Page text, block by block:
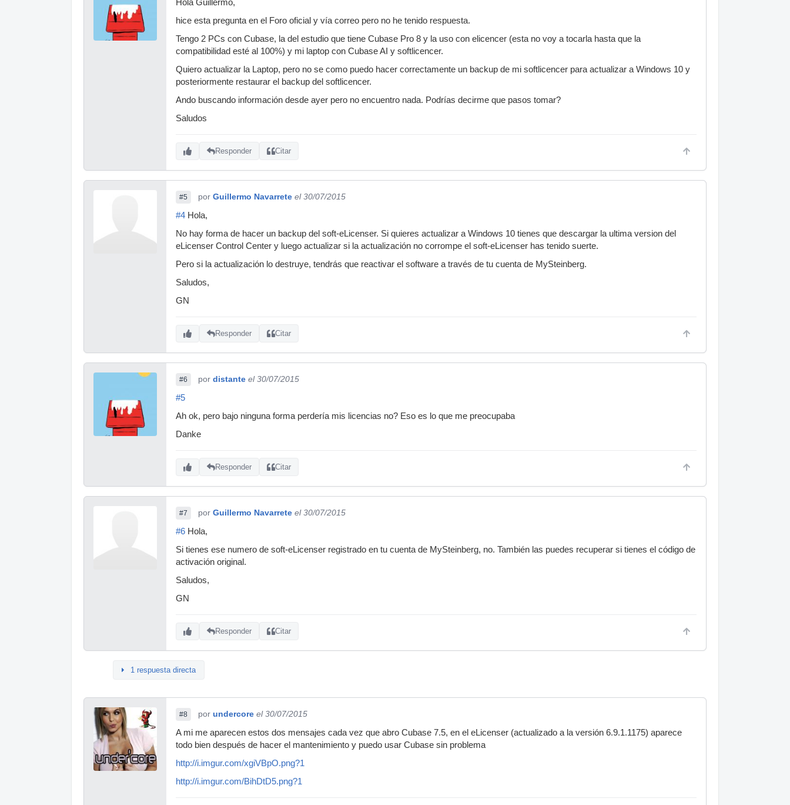
Hola Guillermo,
hice esta pregunta en el Foro oficial y vía correo pero no he tenido respuesta.
Tengo 2 PCs con Cubase, la del estudio que tiene Cubase Pro 8 y la uso con elicencer (esta no voy a tocarla hasta que la
compatibilidad esté al 100%) y mi laptop con Cubase AI y softlicencer.
Quiero actualizar la Laptop, pero no se como puedo hacer correctamente un backup de mi softlicencer para actualizar a Windows 10 y
posteriormente restaurar el backup del softlicencer.
Ando buscando información desde ayer pero no encuentro nada. Podrías decirme que pasos tomar?
Saludos
Responder Citar
#5 por Guillermo Navarrete el 30/07/2015
#4 Hola,
No hay forma de hacer un backup del soft-eLicenser. Si quieres actualizar a Windows 10 tienes que descargar la ultima version del
eLicenser Control Center y luego actualizar si la actualización no corrompe el soft-eLicenser has tenido suerte.
Pero si la actualización lo destruye, tendrás que reactivar el software a través de tu cuenta de MySteinberg.
Saludos,
GN
Responder Citar
#6 por distante el 30/07/2015
#5
Ah ok, pero bajo ninguna forma perdería mis licencias no? Eso es lo que me preocupaba
Danke
Responder Citar
#7 por Guillermo Navarrete el 30/07/2015
#6 Hola,
Si tienes ese numero de soft-eLicenser registrado en tu cuenta de MySteinberg, no. También las puedes recuperar si tienes el código de
activación original.
Saludos,
GN
Responder Citar
1 respuesta directa
#8 por undercore el 30/07/2015
A mi me aparecen estos dos mensajes cada vez que abro Cubase 7.5, en el eLicenser (actualizado a la versión 6.9.1.1175) aparece
todo bien después de hacer el mantenimiento y puedo usar Cubase sin problema
http://i.imgur.com/xgiVBpO.png?1
http://i.imgur.com/BihDtD5.png?1